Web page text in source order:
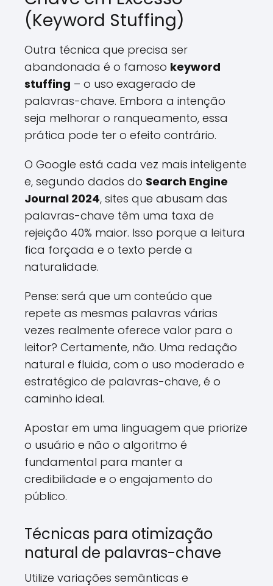
(Keyword Stuffing)
Outra técnica que precisa ser
abandonada é o famoso keyword
stuffing – o uso exagerado de
palavras-chave. Embora a intenção
seja melhorar o ranqueamento, essa
prática pode ter o efeito contrário.
O Google está cada vez mais inteligente
e, segundo dados do Search Engine
Journal 2024, sites que abusam das
palavras-chave têm uma taxa de
rejeição 40% maior. Isso porque a leitura
fica forçada e o texto perde a
naturalidade.
Pense: será que um conteúdo que
repete as mesmas palavras várias
vezes realmente oferece valor para o
leitor? Certamente, não. Uma redação
natural e fluida, com o uso moderado e
estratégico de palavras-chave, é o
caminho ideal.
Apostar em uma linguagem que priorize
o usuário e não o algoritmo é
fundamental para manter a
credibilidade e o engajamento do
público.
Técnicas para otimização
natural de palavras-chave
Utilize variações semânticas e